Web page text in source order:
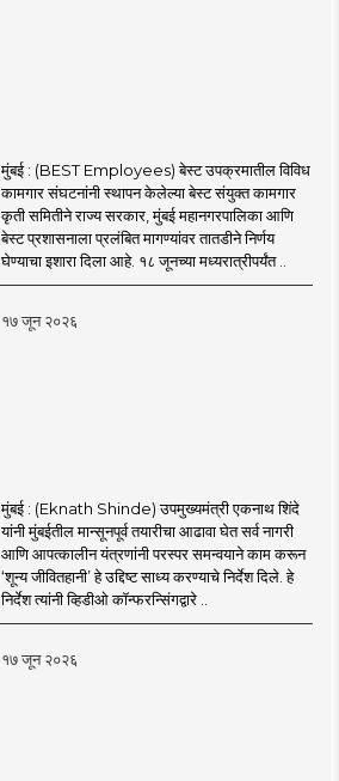
मुंबई : (BEST Employees) बेस्ट उपक्रमातील विविध
कामगार संघटनांनी स्थापन केलेल्या बेस्ट संयुक्त कामगार
कृती समितीने राज्य सरकार, मुंबई महानगरपालिका आणि
बेस्ट प्रशासनाला प्रलंबित मागण्यांवर तातडीने निर्णय
घेण्याचा इशारा दिला आहे. १८ जूनच्या मध्यरात्रीपर्यंत ..
१७ जून २०२६
मुंबई : (Eknath Shinde) उपमुख्यमंत्री एकनाथ शिंदे
यांनी मुंबईतील मान्सूनपूर्व तयारीचा आढावा घेत सर्व नागरी
आणि आपत्कालीन यंत्रणांनी परस्पर समन्वयाने काम करून
‘शून्य जीवितहानी’ हे उद्दिष्ट साध्य करण्याचे निर्देश दिले. हे
निर्देश त्यांनी व्हिडीओ कॉन्फरन्सिंगद्वारे ..
१७ जून २०२६